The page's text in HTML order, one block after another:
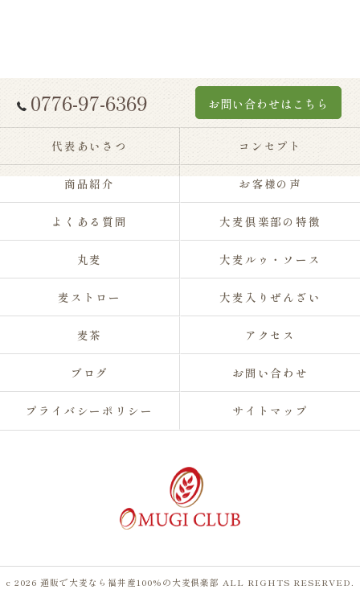
0776-97-6369 お問い合わせはこちら
代表あいさつ コンセプト
商品紹介 お客様の声
よくある質問 大麦倶楽部の特徴
丸麦 大麦ルゥ・ソース
麦ストロー 大麦入りぜんざい
麦茶 アクセス
ブログ お問い合わせ
プライバシーポリシー サイトマップ
c 2026 通販で大麦なら福井産100%の大麦倶楽部 ALL RIGHTS RESERVED.